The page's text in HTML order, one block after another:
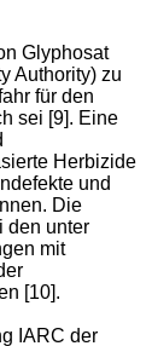
Glyphosat
Authority) zu
für den
sei [9]. Eine
Herbizide
und
Die
den unter
mit
[10].
IARC der